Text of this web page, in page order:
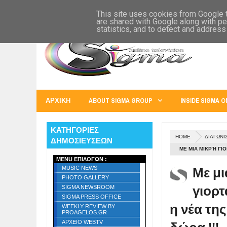
EUROPE U.S.A. AUSTRALIA
ΑΡΧΙΚΗ ABOUT SIGMA GROUP INSIDE SIGMA
HOME
ΜΕ ΜΙΑ ΜΙΚΡΉ
Με
η νέα
ΚΑΤΗΓΟΡΙΕΣ
ΔΗΜΟΣΙΕΥΣΕΩΝ
MENU ΕΠΙΛΟΓΩΝ :
MUSIC NEWS
PHOTO GALLERY
SIGMA NEWSROOM
SIGMA PRESS OFFICE
WEEKLY REVIEW BY
PROAGELOS.GR
ΑΡΧΕΙΟ WEBTV
This site uses cookies from Google
are shared with Google along with
statistics, and to detect and address